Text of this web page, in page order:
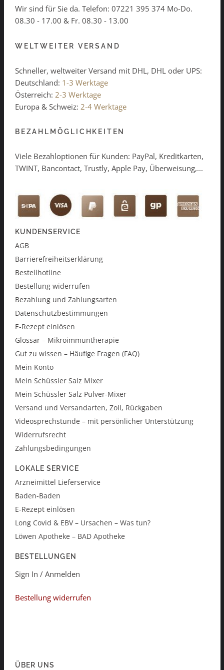
Wir sind für Sie da. Telefon: 07221 395 374 Mo-Do.
08.30 - 17.00 & Fr. 08.30 - 13.00
WELTWEITER VERSAND
Schneller, weltweiter Versand mit DHL, DHL oder UPS:
Deutschland: 1-3 Werktage
Österreich: 2-3 Werktage
Europa & Schweiz: 2-4 Werktage
BEZAHLMÖGLICHKEITEN
Viele Bezahloptionen für Kunden: PayPal, Kreditkarten,
TWINT, Bancontact, Trustly, Apple Pay, Überweisung,...
KUNDENSERVICE
AGB
Barrierefreiheitserklärung
Bestellhotline
Bestellung widerrufen
Bezahlung und Zahlungsarten
Datenschutzbestimmungen
E-Rezept einlösen
Glossar – Mikroimmuntherapie
Gut zu wissen – Häufige Fragen (FAQ)
Mein Konto
Mein Schüssler Salz Mixer
Mein Schüssler Salz Pulver-Mixer
Versand und Versandarten, Zoll, Rückgaben
Videosprechstunde – mit persönlicher Unterstützung
Widerrufsrecht
Zahlungsbedingungen
LOKALE SERVICE
Arzneimittel Lieferservice
Baden-Baden
E-Rezept einlösen
Long Covid & EBV – Ursachen – Was tun?
Löwen Apotheke – BAD Apotheke
BESTELLUNGEN
Sign In / Anmelden
Bestellung widerrufen
ÜBER UNS